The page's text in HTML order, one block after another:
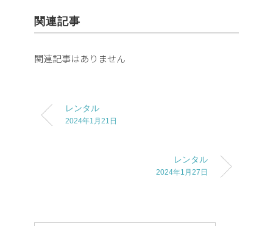
関連記事
関連記事はありません
レンタル
2024年1月21日
レンタル
2024年1月27日